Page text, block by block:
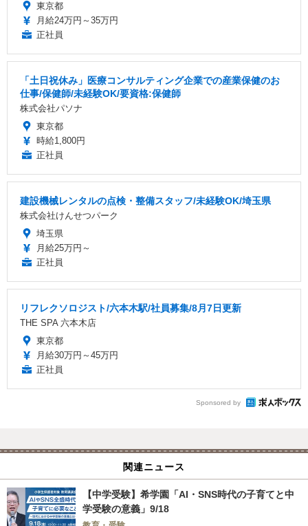
東京都
月給24万円～35万円
正社員
「土日祝休み」医療コンサルティング企業での産業保健のお
仕事/保健師/未経験OK/要資格:保健師
株式会社パソナ
東京都
時給1,800円
正社員
建設機械レンタルの点検・整備スタッフ/未経験OK/埼玉県
株式会社けんせつパーク
埼玉県
月給25万円～
正社員
リフレクソロジスト/六本木駅/社員募集/8月7日更新
THE SPA 六本木店
東京都
月給30万円～45万円
正社員
Sponsored by
関連ニュース
【中学受験】希学園「AI・SNS時代の子育てと中
学受験の意義」9/18